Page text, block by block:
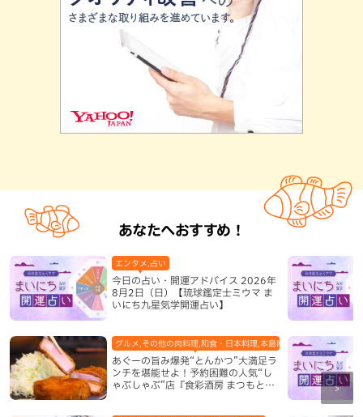
あなたへおすすめ！
今日の占い・開運アドバイス 2026年
8月2日（日）【琉球鑑定士ミウマ ま
いにち九星気学開運占い】
エンタメ,占い
あぐーの旨み爆発“とんかつ”大満足ラ
ンチを堪能せよ！予約困難の人気“し
ゃぶしゃぶ”店『食彩酒房 まつもと』
グルメ,その他の肉料理,和食・日本料理,本島南部,那覇市